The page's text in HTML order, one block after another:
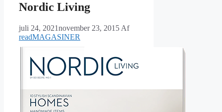
Nordic Living
juli 24, 2021november 23, 2015 Af
readMAGASINER